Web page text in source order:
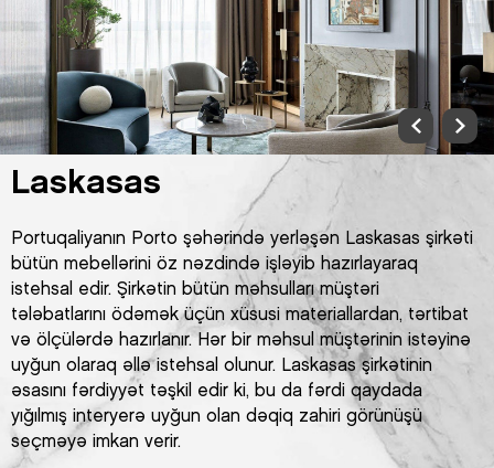
Laskasas
Portuqaliyanın Porto şəhərində yerləşən Laskasas şirkəti
bütün mebellərini öz nəzdində işləyib hazırlayaraq
istehsal edir. Şirkətin bütün məhsulları müştəri
tələbatlarını ödəmək üçün xüsusi materiallardan, tərtibat
və ölçülərdə hazırlanır. Hər bir məhsul müştərinin istəyinə
uyğun olaraq əllə istehsal olunur. Laskasas şirkətinin
əsasını fərdiyyət təşkil edir ki, bu da fərdi qaydada
yığılmış interyerə uyğun olan dəqiq zahiri görünüşü
seçməyə imkan verir.